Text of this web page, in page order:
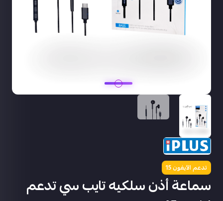
تدعم الآيفون 15
سماعة أذن سلكيه تايب سي تدعم